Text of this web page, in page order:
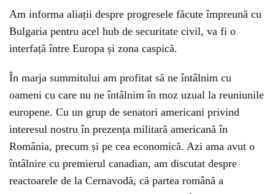
Am informa aliații despre progresele făcute împreună cu
Bulgaria pentru acel hub de securitate civil, va fi o
interfață între Europa și zona caspică.
În marja summitului am profitat să ne întâlnim cu
oameni cu care nu ne întâlnim în moz uzual la reuniunile
europene. Cu un grup de senatori americani privind
interesul nostru în prezența militară americană în
România, precum și pe cea economică. Azi ama avut o
întâlnire cu premierul canadian, am discutat despre
reactoarele de la Cernavodă, că partea română a